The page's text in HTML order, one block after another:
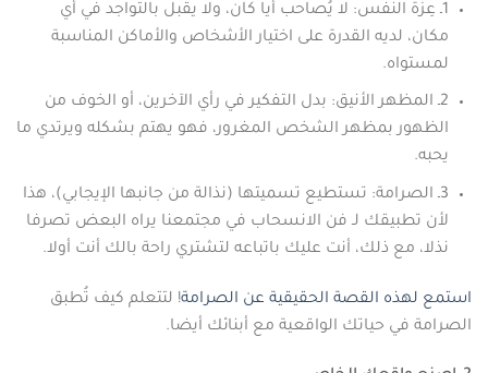
1ـ عِزَّة النفس: لا يُصاحب أيا كان، ولا يقبل بالتواجد في أي
مكان، لديه القدرة على اختيار الأشخاص والأماكن المناسبة
لمستواه.
2ـ المظهر الأنيق: بدل التفكير في رأي الآخرين، أو الخوف من
الظهور بمظهر الشخص المغرور، فهو يهتم بشكله ويرتدي ما
يحبه.
3ـ الصرامة: تستطيع تسميتها (نذالة من جانبها الإيجابي)، هذا
لأن تطبيقك لـ فن الانسحاب في مجتمعنا يراه البعض تصرفا
نذلا، مع ذلك، أنت عليك باتباعه لتشتري راحة بالك أنت أولا.
استمع لهذه القصة الحقيقية عن الصرامة! لتتعلم كيف تُطبق
الصرامة في حياتك الواقعية مع أبنائك أيضا.